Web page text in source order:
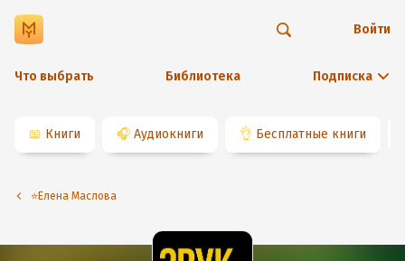
Что выбрать Библиотека Подписка
Войти
📖 Книги 🎧 Аудиокниги 👌 Бесплатные книги
⭐️Елена Маслова